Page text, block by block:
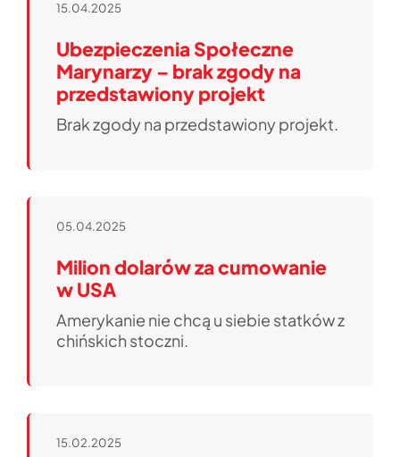
15.04.2025
Ubezpieczenia Społeczne
Marynarzy – brak zgody na
przedstawiony projekt
Brak zgody na przedstawiony projekt.
05.04.2025
Milion dolarów za cumowanie
w USA
Amerykanie nie chcą u siebie statków z
chińskich stoczni.
15.02.2025